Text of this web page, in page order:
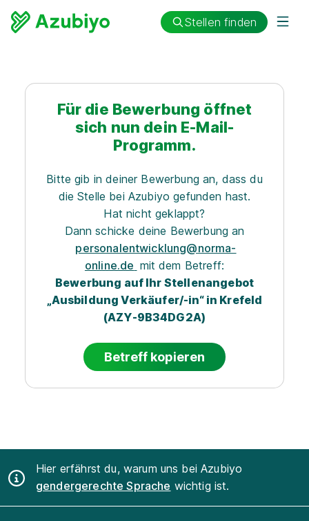
Stellen finden
Für die Bewerbung öffnet
sich nun dein E-Mail-
Programm.
Bitte gib in deiner Bewerbung an, dass du
die Stelle bei Azubiyo gefunden hast.
Hat nicht geklappt?
Dann schicke deine Bewerbung an
personalentwicklung@norma-
online.de mit dem Betreff:
Bewerbung auf Ihr Stellenangebot
„Ausbildung Verkäufer/-in“ in Krefeld
(AZY-9B34DG2A)
Betreff kopieren
Hier erfährst du, warum uns bei Azubiyo
gendergerechte Sprache wichtig ist.